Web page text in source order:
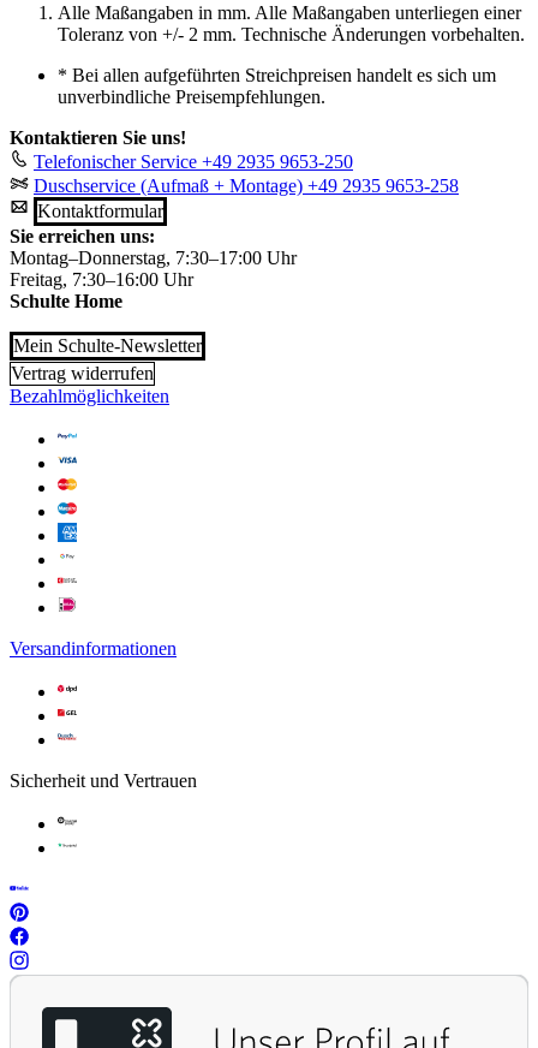
Alle Maßangaben in mm. Alle Maßangaben unterliegen einer
Toleranz von +/- 2 mm. Technische Änderungen vorbehalten.
* Bei allen aufgeführten Streichpreisen handelt es sich um
unverbindliche Preisempfehlungen.
Kontaktieren Sie uns!
Telefonischer Service +49 2935 9653-250
Duschservice (Aufmaß + Montage) +49 2935 9653-258
Kontaktformular
Sie erreichen uns:
Montag–Donnerstag, 7:30–17:00 Uhr
Freitag, 7:30–16:00 Uhr
Schulte Home
Mein Schulte-Newsletter
Vertrag widerrufen
Bezahlmöglichkeiten
Versandinformationen
Sicherheit und Vertrauen